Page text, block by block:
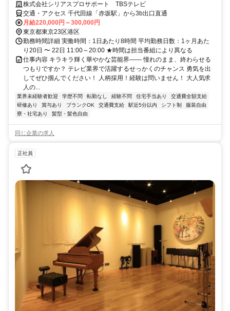
株式会社シリアスプロサポート TBSテレビ
交通・アクセス 千代田線「赤坂駅」から3b出口直通
月給220,000円～300,000円
東京都東京23区港区
勤務時間詳細 実働時間：1日あたり8時間 平均勤務日数：1ヶ月あた
り20日 〜 22日 11:00～20:00 ★時間は担当番組により異なる
仕事内容 キラキラ輝く華やかな芸能界―― 憧れのまま、終わらせる
つもりですか？ テレビ業界で活躍するせっかくのチャンス 勇気を出
してぜひ掴んでください！ 人柄採用！経験は問いません！ 大人気求
人の...
業界未経験者歓迎 学歴不問 転勤なし 経験不問 住宅手当あり
交通費全額支給
研修あり
賞与あり ブランクOK 交通費支給 駅近5分以内 シフト制
服装自由
寮・社宅あり
髪型・髪色自由
同じ企業の求人
正社員